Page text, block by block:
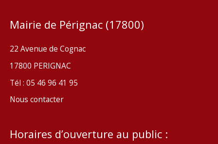
Mairie de Pérignac (17800)
22 Avenue de Cognac
17800 PERIGNAC
Tél : 05 46 96 41 95
Nous contacter
Horaires d’ouverture au public :